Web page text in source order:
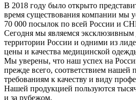
В 2018 году было открыто
время существования компании мы
70 000 посылок по всей России и
Сегодня мы являемся эксклюзивным
территории России и одними из
цены и качества медицинской
Мы уверены, что наш успех на
прежде всего, соответствием
требованиям к качеству и виду
Нашей продукцией пользуются
и за рубежом.